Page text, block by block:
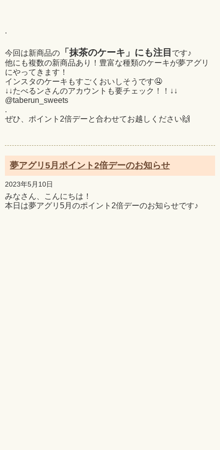
.
今回は新商品の 「抹茶のケーキ」にも注目 です♪
他にも複数の新商品あり！豊富な種類のケーキが夢アグリ
にやってきます！
インスタのケーキもすごくおいしそうです🤤
↓↓たべるンさんのアカウントも要チェック！！↓↓
@taberun_sweets
.
ぜひ、ポイント2倍デーと合わせてお越しください🙌
夢アグリ5月ポイント2倍デーのお知らせ
2023年5月10日
みなさん、こんにちは！
本日は夢アグリ5月のポイント2倍デーのお知らせです♪